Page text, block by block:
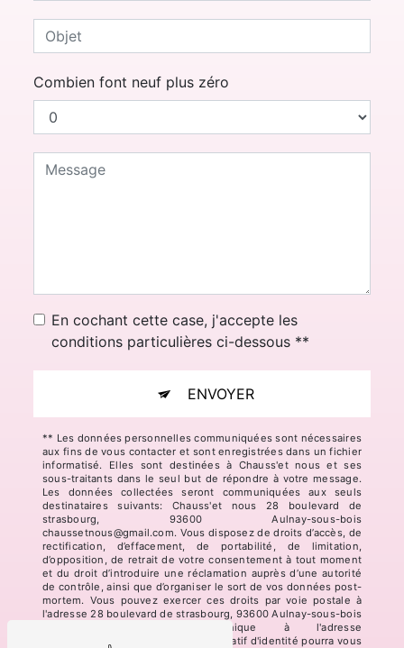
Combien font neuf plus zéro
En cochant cette case, j'accepte les
conditions particulières ci-dessous **
ENVOYER
** Les données personnelles communiquées sont nécessaires
aux fins de vous contacter et sont enregistrées dans un fichier
informatisé. Elles sont destinées à Chauss'et nous et ses
sous-traitants dans le seul but de répondre à votre message.
Les données collectées seront communiquées aux seuls
destinataires suivants: Chauss'et nous 28 boulevard de
strasbourg, 93600 Aulnay-sous-bois
chaussetnous@gmail.com. Vous disposez de droits d’accès, de
rectification, d’effacement, de portabilité, de limitation,
d’opposition, de retrait de votre consentement à tout moment
et du droit d’introduire une réclamation auprès d’une autorité
de contrôle, ainsi que d’organiser le sort de vos données post-
mortem. Vous pouvez exercer ces droits par voie postale à
l'adresse 28 boulevard de strasbourg, 93600 Aulnay-sous-bois
ou par courrier électronique à l'adresse
chaussetnous@gmail.com. Un justificatif d'identité pourra vous